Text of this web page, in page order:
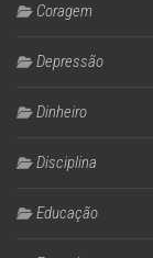
Coragem
Depressão
Dinheiro
Disciplina
Educação